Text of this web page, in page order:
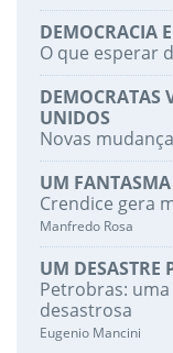
DEMOCRACIA
O que esperar
DEMOCRATAS
UNIDOS
Novas
UM
Crendice gera
Manfredo Rosa
UM DESASTRE
Petrobras:
desastrosa
Eugenio Mancini